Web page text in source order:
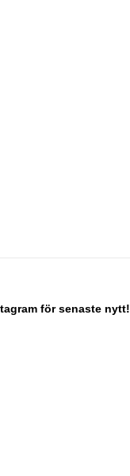
för senaste nytt!